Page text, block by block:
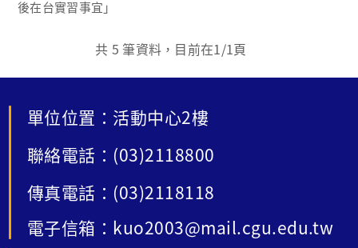
後在台實習事宜」
共 5 筆資料，目前在1/1頁
單位位置：活動中心2樓
聯絡電話：(03)2118800
傳真電話：(03)2118118
電子信箱：kuo2003@mail.cgu.edu.tw